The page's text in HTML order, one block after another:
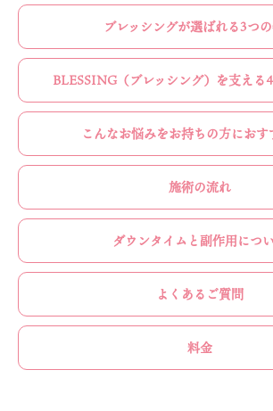
ブレッシングが選ばれる3つ
BLESSING（ブレッシング）を支える
こんなお悩みをお持ちの方にお
施術の流れ
ダウンタイムと副作用につ
よくあるご質問
料金